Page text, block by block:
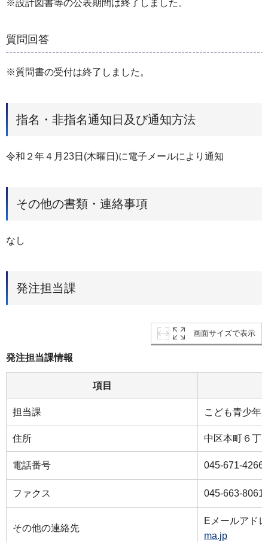
※設計図書等の公表期間は終了しました。
質問回答
※質問書の受付は終了しました。
指名・非指名通知日及び通知方法
令和２年４月23日(木曜日)に電子メールにより通知
その他の書類・連絡事項
なし
発注担当課
画面サイズで表示
発注担当課情報
項目
担当課 こども青少年
住所 中区本町６
電話番号 045-671-4266
ファクス 045-663-8061
その他の連絡先
Eメールアド
ma.jp